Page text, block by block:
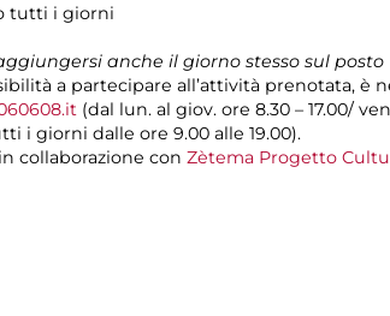
tutti i giorni
anche il giorno stesso sul posto
a partecipare all’attività prenotata, è
(dal lun. al giov. ore 8.30 – 17.00/
i giorni dalle ore 9.00 alle 19.00).
in collaborazione con Zètema Progetto